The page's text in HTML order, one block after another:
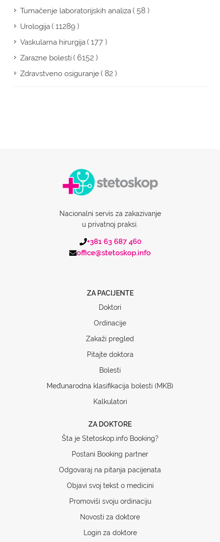
Tumačenje laboratorijskih analiza( 58 )
Urologija( 11289 )
Vaskularna hirurgija( 177 )
Zarazne bolesti( 6152 )
Zdravstveno osiguranje( 82 )
Nacionalni servis za zakazivanje
u privatnoj praksi.
+381 63 687 460
office@stetoskop.info
ZA PACIJENTE
Doktori
Ordinacije
Zakaži pregled
Pitajte doktora
Bolesti
Međunarodna klasifikacija bolesti (MKB)
Kalkulatori
ZA DOKTORE
Šta je Stetoskop.info Booking?
Postani Booking partner
Odgovaraj na pitanja pacijenata
Objavi svoj tekst o medicini
Promoviši svoju ordinaciju
Novosti za doktore
Login za doktore